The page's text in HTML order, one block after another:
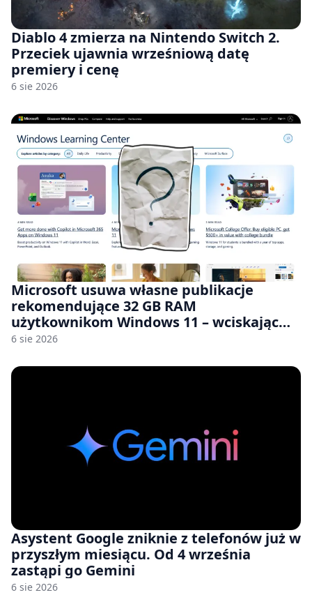
Diablo 4 zmierza na Nintendo Switch 2.
Przeciek ujawnia wrześniową datę
premiery i cenę
6 sie 2026
Microsoft usuwa własne publikacje
rekomendujące 32 GB RAM
użytkownikom Windows 11 – wciskając
nam przy tym komputery z 8 GB RAM po
6 sie 2026
Asystent Google zniknie z telefonów już w
przyszłym miesiącu. Od 4 września
zastąpi go Gemini
6 sie 2026